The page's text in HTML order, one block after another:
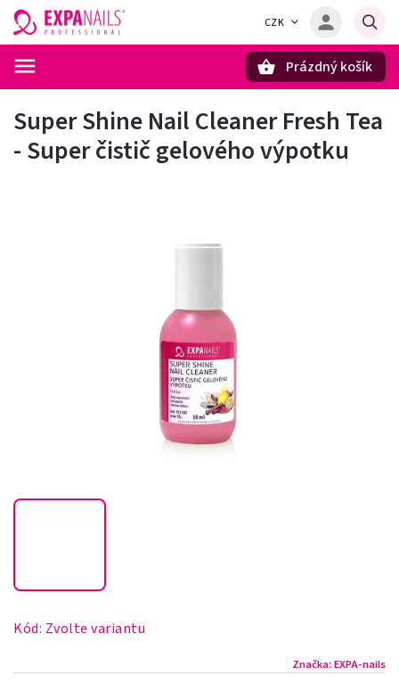
CZK
Prázdný košík
Super Shine Nail Cleaner Fresh Tea
- Super čistič gelového výpotku
Kód: Zvolte variantu
Značka: EXPA-nails